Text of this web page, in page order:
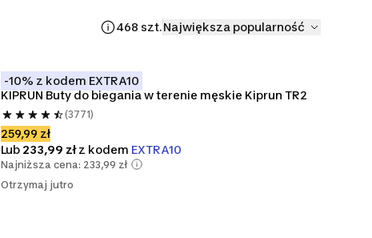
468 szt.Największa popularność
-10% z kodem EXTRA10
KIPRUN Buty do biegania w terenie męskie Kiprun TR2
(3771)
259,99 zł
Lub 233,99 złz kodem EXTRA10
Najniższa cena: 233,99 zł
Otrzymaj jutro